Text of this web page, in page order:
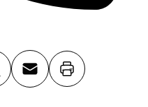
Email Imprimer